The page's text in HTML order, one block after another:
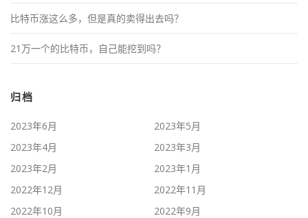
比特币涨这么多，但是真的卖得出去吗？
21万一个的比特币，自己能挖到吗？
归档
2023年6月
2023年5月
2023年4月
2023年3月
2023年2月
2023年1月
2022年12月
2022年11月
2022年10月
2022年9月